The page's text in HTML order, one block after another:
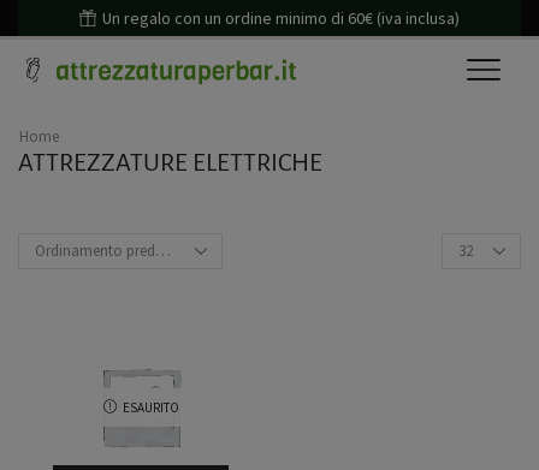
Un regalo con un ordine minimo di 60€ (iva inclusa)
Home
ATTREZZATURE ELETTRICHE
ESAURITO